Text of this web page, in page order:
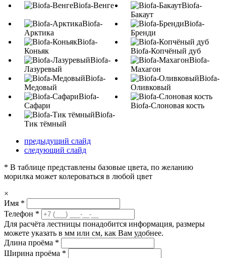
Biofa-Венге
Biofa-
Бакаут
Biofa-
Арктика
Biofa-
Бренди
Biofa-
Коньяк
Biofa-Копчёный дуб
Biofa-
Лазуревый
Biofa-
Махагон
Biofa-
Медовый
Biofa-
Оливковый
Biofa-
Сафари
Biofa-Слоновая кость
Biofa-
Тик тёмный
предыдущий слайд
следующий слайд
* В таблице представлены базовые цвета, по желанию
морилка может колероваться в любой цвет
×
Имя *
Телефон *
Для расчёта лестницы понадобится информация, размеры
можете указать в мм или см, как Вам удобнее.
Длина проёма *
Ширина проёма *